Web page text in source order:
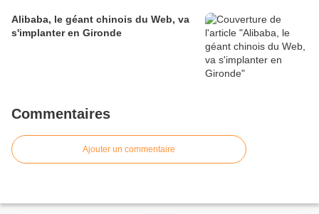
Alibaba, le géant chinois du Web, va
s'implanter en Gironde
Commentaires
Ajouter un commentaire